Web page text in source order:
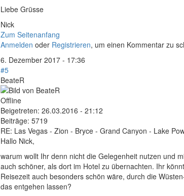
Liebe Grüsse
Nick
Zum Seitenanfang
Anmelden oder Registrieren, um einen Kommentar zu
6. Dezember 2017 - 17:36
#5
BeateR
Offline
Beigetreten: 26.03.2016 - 21:12
Beiträge: 5719
RE: Las Vegas - Zion - Bryce - Grand Canyon - Lake
Hallo Nick,
warum wollt Ihr denn nicht die Gelegenheit nutzen und
auch schöner, als dort im Hotel zu übernachten. Ihr
Reisezeit auch besonders schön wäre, durch die
das entgehen lassen?